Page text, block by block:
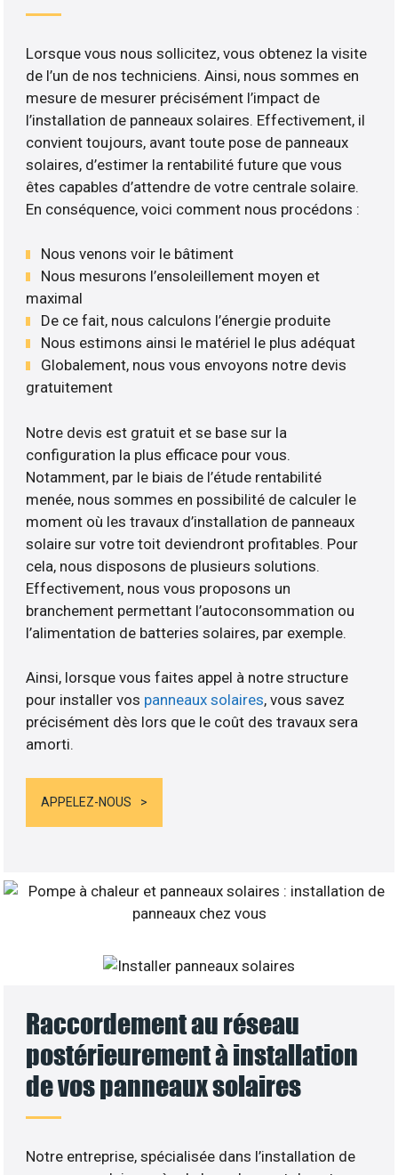
Lorsque vous nous sollicitez, vous obtenez la visite
de l’un de nos techniciens. Ainsi, nous sommes en
mesure de mesurer précisément l’impact de
l’installation de panneaux solaires. Effectivement, il
convient toujours, avant toute pose de panneaux
solaires, d’estimer la rentabilité future que vous
êtes capables d’attendre de votre centrale solaire.
En conséquence, voici comment nous procédons :
Nous venons voir le bâtiment
Nous mesurons l’ensoleillement moyen et
maximal
De ce fait, nous calculons l’énergie produite
Nous estimons ainsi le matériel le plus adéquat
Globalement, nous vous envoyons notre devis
gratuitement
Notre devis est gratuit et se base sur la
configuration la plus efficace pour vous.
Notamment, par le biais de l’étude rentabilité
menée, nous sommes en possibilité de calculer le
moment où les travaux d’installation de panneaux
solaire sur votre toit deviendront profitables. Pour
cela, nous disposons de plusieurs solutions.
Effectivement, nous vous proposons un
branchement permettant l’autoconsommation ou
l’alimentation de batteries solaires, par exemple.
Ainsi, lorsque vous faites appel à notre structure
pour installer vos panneaux solaires, vous savez
précisément dès lors que le coût des travaux sera
amorti.
APPELEZ-NOUS
Raccordement au réseau
postérieurement à installation
de vos panneaux solaires
Notre entreprise, spécialisée dans l’installation de